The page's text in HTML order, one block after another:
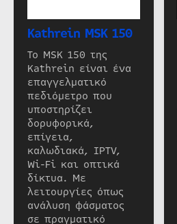
Kathrein MSK 150
Το MSK 150 της
Kathrein είναι ένα
επαγγελματικό
πεδιόμετρο που
υποστηρίζει
δορυφορικά,
επίγεια,
καλωδιακά, IPTV,
Wi-Fi και οπτικά
δίκτυα. Με
λειτουργίες όπως
ανάλυση φάσματος
σε πραγματικό